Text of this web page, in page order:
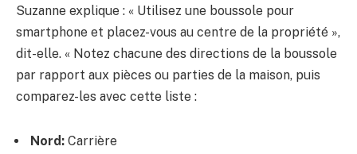
Suzanne explique : « Utilisez une boussole pour
smartphone et placez-vous au centre de la propriété »,
dit-elle. « Notez chacune des directions de la boussole
par rapport aux pièces ou parties de la maison, puis
comparez-les avec cette liste :
Nord: Carrière